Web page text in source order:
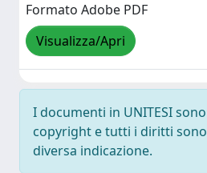
Formato Adobe PDF
Visualizza/Apri
I documenti in UNITESI
copyright e tutti i diritti
diversa indicazione.